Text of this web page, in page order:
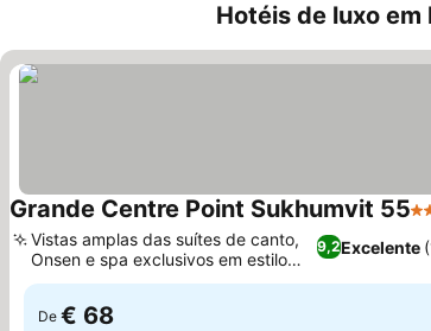
Hotéis de luxo em
Grande Centre Point Sukhumvit 555
9,2Excelente
Vistas amplas das suítes de canto,
Onsen e spa exclusivos em estilo
japonês
De € 68